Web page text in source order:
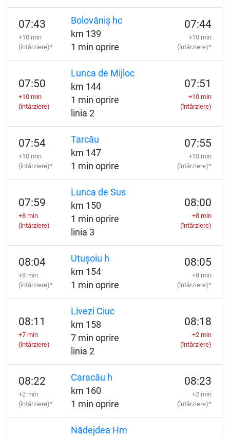
07:43
+10 min
(întârziere)*
Bolovăniș hc
km 139
1 min oprire
07:44
+10 min
(întârziere)*
07:50
+10 min
(întârziere)
Lunca de Mijloc
km 144
1 min oprire
linia 2
07:51
+10 min
(întârziere)
07:54
+10 min
(întârziere)*
Tarcău
km 147
1 min oprire
07:55
+10 min
(întârziere)*
07:59
+8 min
(întârziere)
Lunca de Sus
km 150
1 min oprire
linia 3
08:00
+8 min
(întârziere)
08:04
+8 min
(întârziere)*
Utușoiu h
km 154
1 min oprire
08:05
+8 min
(întârziere)*
08:11
+7 min
(întârziere)
Livezi Ciuc
km 158
7 min oprire
linia 2
08:18
+2 min
(întârziere)
08:22
+2 min
(întârziere)*
Caracău h
km 160
1 min oprire
08:23
+2 min
(întârziere)*
Nădejdea Hm